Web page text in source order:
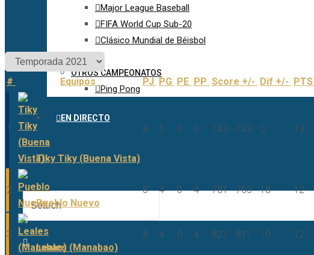
Major League Baseball
FIFA World Cup Sub-20
Clásico Mundial de Béisbol
OTROS CAMPEONATOS
Ping Pong
EN DIRECTO
# Equipos PJ PG PE PP Score +/- Dif +/- PTS
1
Tiky Tiky (Buena Vista)
8 5 0 3 743 - 743 0 13
2
Pueblo Nuevo
8 4 0 4 781 - 763 18 12
3
Leales (Manabao)
8 4 0 4 821 - 811 10 12